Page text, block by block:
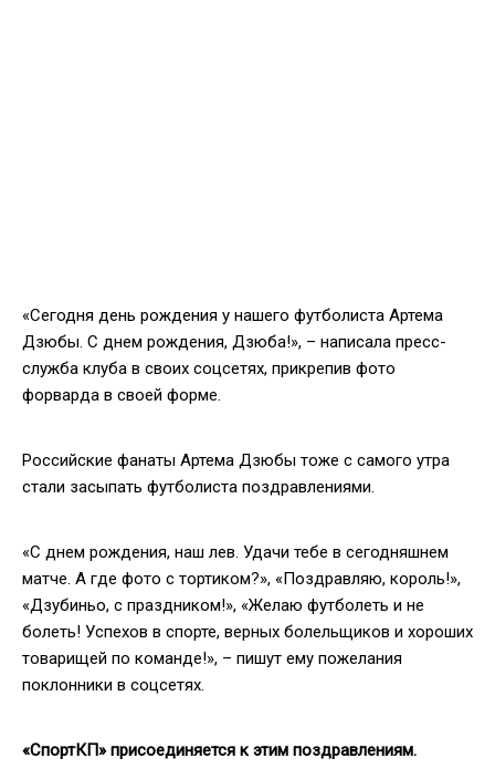
«Сегодня день рождения у нашего футболиста Артема
Дзюбы. С днем рождения, Дзюба!», – написала пресс-
служба клуба в своих соцсетях, прикрепив фото
форварда в своей форме.
Российские фанаты Артема Дзюбы тоже с самого утра
стали засыпать футболиста поздравлениями.
«С днем рождения, наш лев. Удачи тебе в сегодняшнем
матче. А где фото с тортиком?», «Поздравляю, король!»,
«Дзубиньо, с праздником!», «Желаю футболеть и не
болеть! Успехов в спорте, верных болельщиков и хороших
товарищей по команде!», – пишут ему пожелания
поклонники в соцсетях.
«СпортКП» присоединяется к этим поздравлениям.